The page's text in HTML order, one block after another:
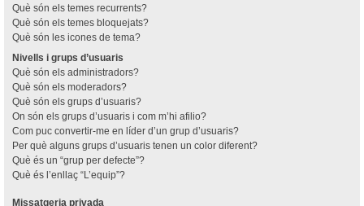
Què són els temes recurrents?
Què són els temes bloquejats?
Què són les icones de tema?
Nivells i grups d’usuaris
Què són els administradors?
Què són els moderadors?
Què són els grups d’usuaris?
On són els grups d’usuaris i com m’hi afilio?
Com puc convertir-me en líder d’un grup d’usuaris?
Per què alguns grups d’usuaris tenen un color diferent?
Què és un “grup per defecte”?
Què és l’enllaç “L’equip”?
Missatgeria privada